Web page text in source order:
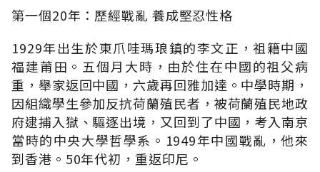
第一個20年：歷經戰亂 養成堅忍性格
1929年出生於東爪哇瑪琅鎮的李文正，祖籍中國
福建莆田。五個月大時，由於住在中國的祖父病
重，舉家返回中國，六歲再回雅加達。中學時期，
因組織學生參加反抗荷蘭殖民者，被荷蘭殖民地政
府逮捕入獄、驅逐出境，又回到了中國，考入南京
當時的中央大學哲學系。1949年中國戰亂，他來
到香港。50年代初，重返印尼。